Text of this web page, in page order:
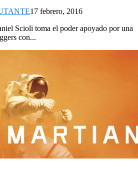
17 febrero, 2016
Scioli toma el poder apoyado por una
con...